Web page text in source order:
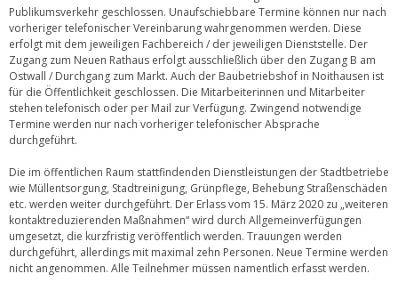
Publikumsverkehr geschlossen. Unaufschiebbare Termine können nur nach
vorheriger telefonischer Vereinbarung wahrgenommen werden. Diese
erfolgt mit dem jeweiligen Fachbereich / der jeweiligen Dienststelle. Der
Zugang zum Neuen Rathaus erfolgt ausschließlich über den Zugang B am
Ostwall / Durchgang zum Markt. Auch der Baubetriebshof in Noithausen ist
für die Öffentlichkeit geschlossen. Die Mitarbeiterinnen und Mitarbeiter
stehen telefonisch oder per Mail zur Verfügung. Zwingend notwendige
Termine werden nur nach vorheriger telefonischer Absprache
durchgeführt.
Die im öffentlichen Raum stattfindenden Dienstleistungen der Stadtbetriebe
wie Müllentsorgung, Stadtreinigung, Grünpflege, Behebung Straßenschäden
etc. werden weiter durchgeführt. Der Erlass vom 15. März 2020 zu „weiteren
kontaktreduzierenden Maßnahmen“ wird durch Allgemeinverfügungen
umgesetzt, die kurzfristig veröffentlich werden. Trauungen werden
durchgeführt, allerdings mit maximal zehn Personen. Neue Termine werden
nicht angenommen. Alle Teilnehmer müssen namentlich erfasst werden.